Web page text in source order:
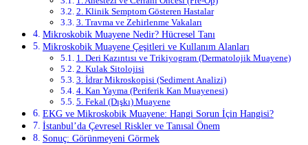
2. Klinik Semptom Gösteren Hastalar
3. Travma ve Zehirlenme Vakaları
Mikroskobik Muayene Nedir? Hücresel Tanı
Mikroskobik Muayene Çeşitleri ve Kullanım Alanları
1. Deri Kazıntısı ve Trikiyogram (Dermatolojik Muayene)
2. Kulak Sitolojisi
3. İdrar Mikroskopisi (Sediment Analizi)
4. Kan Yayma (Periferik Kan Muayenesi)
5. Fekal (Dışkı) Muayene
EKG ve Mikroskobik Muayene: Hangi Sorun İçin Hangisi?
İstanbul’da Çevresel Riskler ve Tanısal Önem
Sonuç: Görünmeyeni Görmek